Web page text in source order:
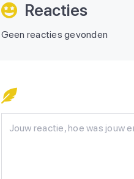
Reacties
Geen reacties gevonden